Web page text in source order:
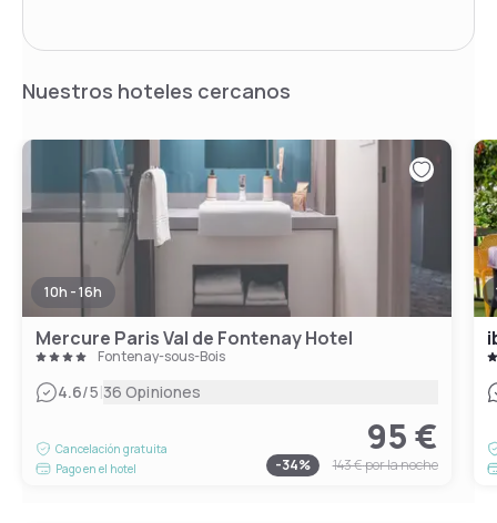
Nuestros hoteles cercanos
10h - 16h
Mercure Paris Val de Fontenay Hotel
Fontenay-sous-Bois
4.6/5|36 Opiniones
Cancelación gratuita
Pago en el hotel
95 €
-34% 143 €por la noche